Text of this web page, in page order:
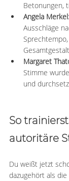
Betonungen,
Angela Merkel:
Ausschläge
Margaret
Stimme
und
So
autoritäre
Du weißt jetzt
dazugehört als